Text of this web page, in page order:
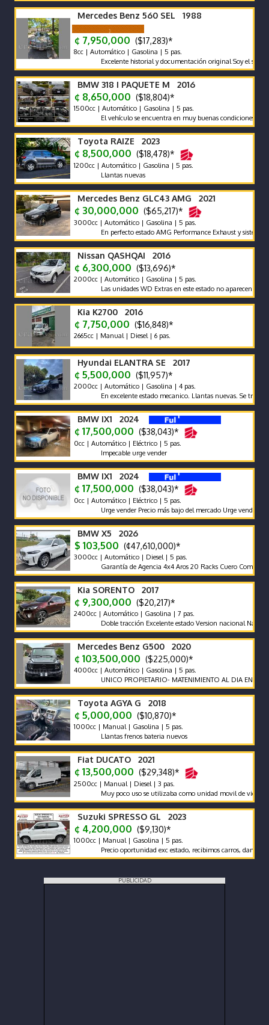
Mercedes Benz 560 SEL 1988
¢ 7,950,000 ($17,283)*
8cc | Automático | Gasolina | 5 pas.
Excelente historial y documentación original Soy el segundo
BMW 318 I PAQUETE M 2016
¢ 8,650,000 ($18,804)*
1500cc | Automático | Gasolina | 5 pas.
El vehículo se encuentra en muy buenas condiciones tanto
Toyota RAIZE 2023
¢ 8,500,000 ($18,478)*
1200cc | Automático | Gasolina | 5 pas.
Llantas nuevas
Mercedes Benz GLC43 AMG 2021
¢ 30,000,000 ($65,217)*
3000cc | Automático | Gasolina | 5 pas.
En perfecto estado AMG Performance Exhaust y sistema de
Nissan QASHQAI 2016
¢ 6,300,000 ($13,696)*
2000cc | Automático | Gasolina | 5 pas.
Las unidades WD Extras en este estado no aparecen con
Kia K2700 2016
¢ 7,750,000 ($16,848)*
2665cc | Manual | Diesel | 6 pas.
Hyundai ELANTRA SE 2017
¢ 5,500,000 ($11,957)*
2000cc | Automático | Gasolina | 4 pas.
En excelente estado mecanico. Llantas nuevas. Se traspasa
BMW IX1 2024
¢ 17,500,000 ($38,043)*
0cc | Automático | Eléctrico | 5 pas.
Impecable urge vender
BMW IX1 2024
¢ 17,500,000 ($38,043)*
0cc | Automático | Eléctrico | 5 pas.
Urge vender Precio más bajo del mercado Urge vender
BMW X5 2026
$ 103,500 (¢47,610,000)*
3000cc | Automático | Diesel | 5 pas.
Garantía de Agencia 4x4 Aros 20 Racks Cuero Compuerta
Kia SORENTO 2017
¢ 9,300,000 ($20,217)*
2400cc | Automático | Gasolina | 7 pas.
Doble tracción Excelente estado Version nacional Nada que
Mercedes Benz G500 2020
¢ 103,500,000 ($225,000)*
4000cc | Automático | Gasolina | 5 pas.
UNICO PROPIETARIO- MATENIMIENTO AL DIA EN AGENCIA
Toyota AGYA G 2018
¢ 5,000,000 ($10,870)*
1000cc | Manual | Gasolina | 5 pas.
Llantas frenos bateria nuevos
Fiat DUCATO 2021
¢ 13,500,000 ($29,348)*
2500cc | Manual | Diesel | 3 pas.
Muy poco uso se utilizaba como unidad movil de video
Suzuki SPRESSO GL 2023
¢ 4,200,000 ($9,130)*
1000cc | Manual | Gasolina | 5 pas.
Precio oportunidad exc estado, recibimos carros, damos
PUBLICIDAD